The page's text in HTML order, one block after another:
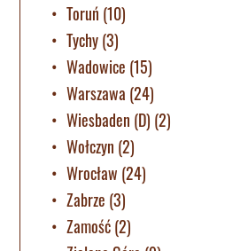
Toruń (10)
Tychy(3)
Wadowice (15)
Warszawa (24)
Wiesbaden (D) (2)
Wołczyn (2)
Wrocław (24)
Zabrze (3)
Zamość(2)